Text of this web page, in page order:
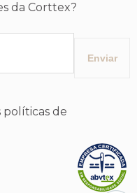
da Corttex?
políticas de